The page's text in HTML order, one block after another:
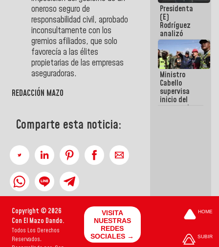
oneroso seguro de
responsabilidad civil, aprobado
inconsultamente con los
gremios afiliados, que solo
favorecía a las élites
propietarias de las empresas
aseguradoras.
REDACCIÓN MAZO
Comparte esta noticia:
de la vía
férrea
Presidenta
(E)
Rodríguez
analizó
junto a
gobernadores
planes de
recuperación
del Sistema
Eléctrico
Nacional
Ministro
Cabello
supervisa
inicio del
proceso de
Copyright © 2026
Con El Mazo Dando.
Todos Los Derechos
Reservados.
VISITA
NUESTRAS
REDES
SOCIALES →
HOME
SUBIR